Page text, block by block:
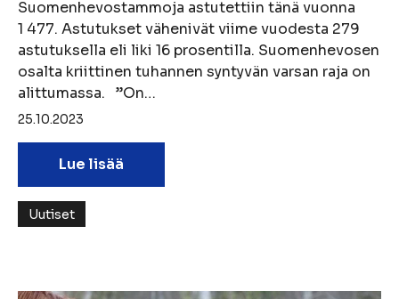
Suomenhevostammoja astutettiin tänä vuonna
1 477. Astutukset vähenivät viime vuodesta 279
astutuksella eli liki 16 prosentilla. Suomenhevosen
osalta kriittinen tuhannen syntyvän varsan raja on
alittumassa. ”On…
25.10.2023
Lue lisää
Uutiset